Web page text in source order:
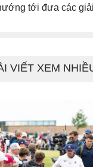
tới đưa các
VIẾT XEM